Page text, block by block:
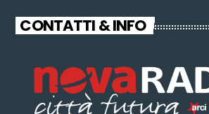
CONTATTI & INFO